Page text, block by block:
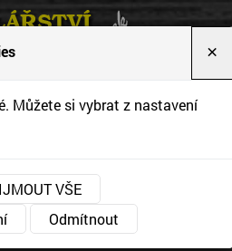
přání
×
Můžete si vybrat z nastavení
VŠE
Odmítnout